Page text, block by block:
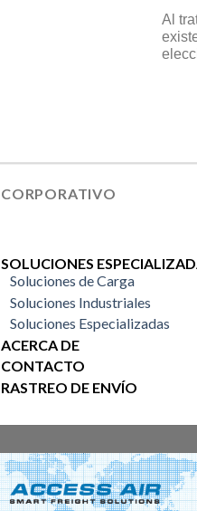
Al
CORPORATIVO
SOLUCIONES
Soluciones de Carga
Soluciones Industriales
Soluciones Especializadas
ACERCA DE
CONTACTO
RASTREO DE ENVÍO